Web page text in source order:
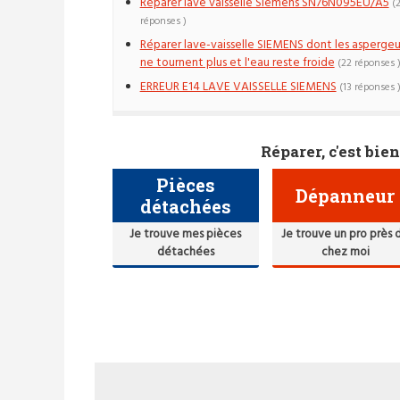
réponses )
Réparer lave-vaisselle SIEMENS dont les
ne tournent plus et l'eau reste froide (22 réponses )
ERREUR E14 LAVE VAISSELLE SIEMENS (13 réponses )
Réparer, c'est
Pièces
détachées
Je trouve mes pièces
détachées
Dépanneur
Je trouve un pro près
chez moi